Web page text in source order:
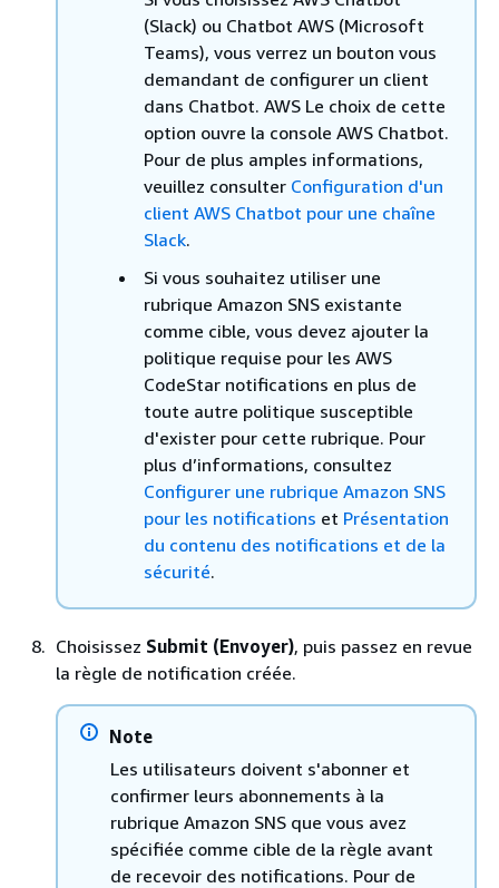
(Slack) ou Chatbot AWS (Microsoft
Teams), vous verrez un bouton vous
demandant de configurer un client
dans Chatbot. AWS Le choix de cette
option ouvre la console AWS Chatbot.
Pour de plus amples informations,
veuillez consulter Configuration d'un
client AWS Chatbot pour une chaîne
Slack.
Si vous souhaitez utiliser une
rubrique Amazon SNS existante
comme cible, vous devez ajouter la
politique requise pour les AWS
CodeStar notifications en plus de
toute autre politique susceptible
d'exister pour cette rubrique. Pour
plus d’informations, consultez
Configurer une rubrique Amazon SNS
pour les notifications et Présentation
du contenu des notifications et de la
sécurité.
Choisissez Submit (Envoyer), puis passez en revue
la règle de notification créée.
Note
Les utilisateurs doivent s'abonner et
confirmer leurs abonnements à la
rubrique Amazon SNS que vous avez
spécifiée comme cible de la règle avant
de recevoir des notifications. Pour de